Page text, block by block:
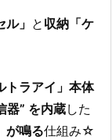
」 と 収納「ケ
トラアイ」本体
器” を内蔵した
が鳴る仕組み☆